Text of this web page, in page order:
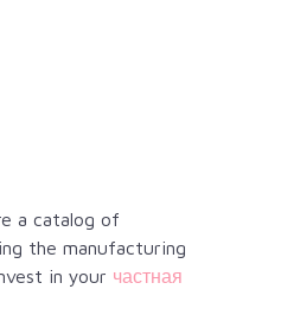
a catalog of
the manufacturing
in your частная